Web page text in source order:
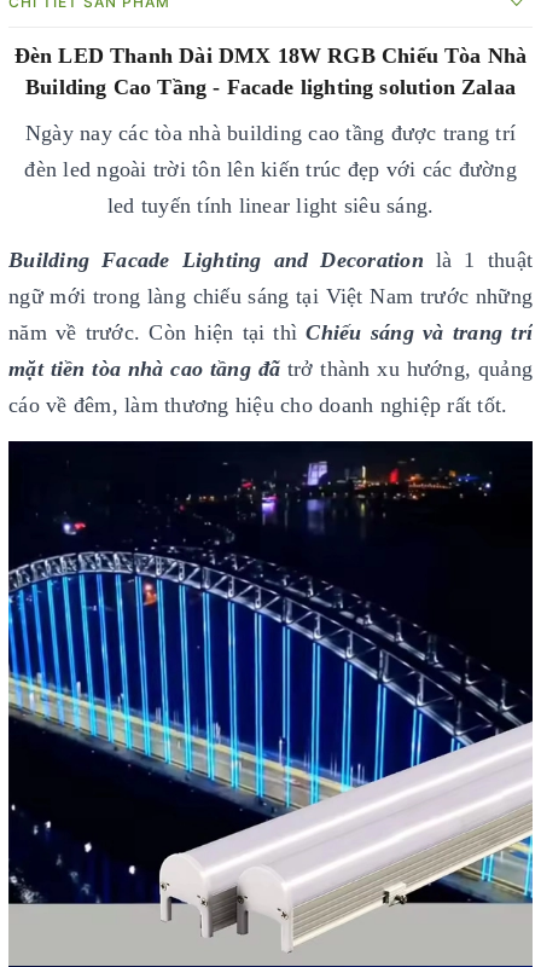
Đèn LED Thanh Dài DMX 18W RGB Chiếu Tòa Nhà
Building Cao Tầng - Facade lighting solution Zalaa
Ngày nay các tòa nhà building cao tầng được trang trí
đèn led ngoài trời tôn lên kiến trúc đẹp với các đường
led tuyến tính linear light siêu sáng.
Building Facade Lighting and Decoration là 1 thuật
ngữ mới trong làng chiếu sáng tại Việt Nam trước những
năm về trước. Còn hiện tại thìChiếu sáng và trang trí
mặt tiền tòa nhà cao tầng đã trở thành xu hướng, quảng
cáo về đêm, làm thương hiệu cho doanh nghiệp rất tốt.